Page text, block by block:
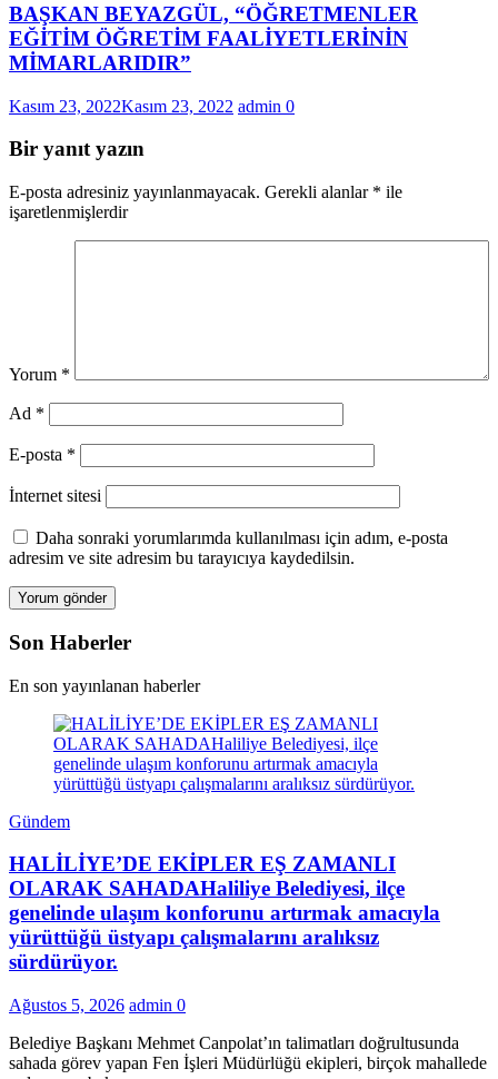
BAŞKAN BEYAZGÜL, “ÖĞRETMENLER
EĞİTİM ÖĞRETİM FAALİYETLERİNİN
MİMARLARIDIR”
Kasım 23, 2022Kasım 23, 2022 admin 0
Bir yanıt yazın
E-posta adresiniz yayınlanmayacak. Gerekli alanlar * ile
işaretlenmişlerdir
Yorum *
Ad *
E-posta *
İnternet sitesi
Daha sonraki yorumlarımda kullanılması için adım, e-posta
adresim ve site adresim bu tarayıcıya kaydedilsin.
Son Haberler
En son yayınlanan haberler
Gündem
HALİLİYE’DE EKİPLER EŞ ZAMANLI
OLARAK SAHADAHaliliye Belediyesi, ilçe
genelinde ulaşım konforunu artırmak amacıyla
yürüttüğü üstyapı çalışmalarını aralıksız
sürdürüyor.
Ağustos 5, 2026 admin 0
Belediye Başkanı Mehmet Canpolat’ın talimatları doğrultusunda
sahada görev yapan Fen İşleri Müdürlüğü ekipleri, birçok mahallede